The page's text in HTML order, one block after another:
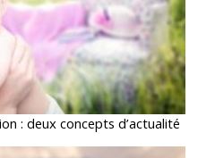
: deux concepts d’actualité